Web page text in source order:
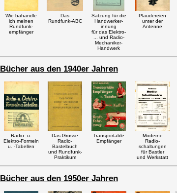
Wie bahandle
ich meinen
Rundfunk-
empfänger
Das
Rundfunk-ABC
Satzung für die
Handwerker-
innung
für das Elektro-
... und Radio-
Mechaniker-
Handwerk
Plaudereien
unter der
Antenne
Bücher aus den 1940er Jahren
Radio- u.
Elektro-Formeln
u. -Tabellen
Das Grosse
Radio-
Bastelbuch
und Rundfunk-
Praktikum
Transportable
Empfänger
Moderne
Radio-
schaltungen
für Bastler
und Werkstatt
Bücher aus den 1950er Jahren